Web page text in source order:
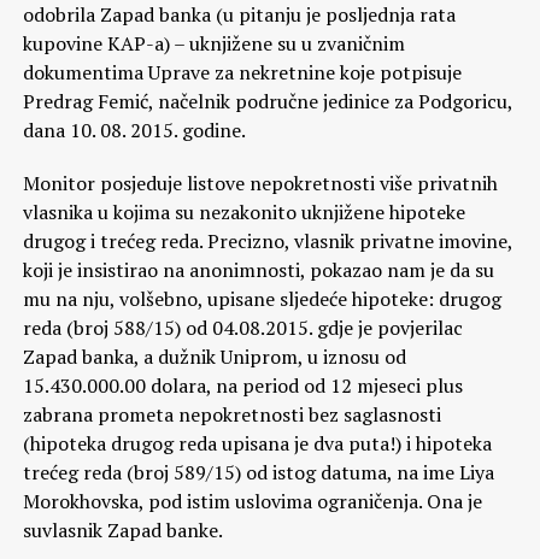
odobrila Zapad banka (u pitanju je posljednja rata
kupovine KAP-a) – uknjižene su u zvaničnim
dokumentima Uprave za nekretnine koje potpisuje
Predrag Femić, načelnik područne jedinice za Podgoricu,
dana 10. 08. 2015. godine.
Monitor posjeduje listove nepokretnosti više privatnih
vlasnika u kojima su nezakonito uknjižene hipoteke
drugog i trećeg reda. Precizno, vlasnik privatne imovine,
koji je insistirao na anonimnosti, pokazao nam je da su
mu na nju, volšebno, upisane sljedeće hipoteke: drugog
reda (broj 588/15) od 04.08.2015. gdje je povjerilac
Zapad banka, a dužnik Uniprom, u iznosu od
15.430.000.00 dolara, na period od 12 mjeseci plus
zabrana prometa nepokretnosti bez saglasnosti
(hipoteka drugog reda upisana je dva puta!) i hipoteka
trećeg reda (broj 589/15) od istog datuma, na ime Liya
Morokhovska, pod istim uslovima ograničenja. Ona je
suvlasnik Zapad banke.